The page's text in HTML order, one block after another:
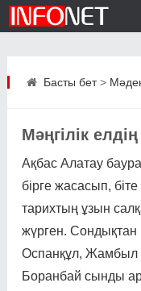
Басты бет>
Мәңгілік
Ақбас Алатау
бірге жасасып,
тарихтың ұзын
жүрген.
Оспанқұл, Жамбыл
Боранбай сынды